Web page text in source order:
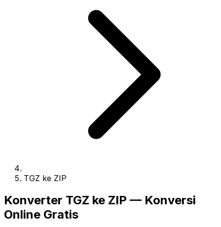
TGZ ke ZIP
Konverter TGZ ke ZIP — Konversi
Online Gratis